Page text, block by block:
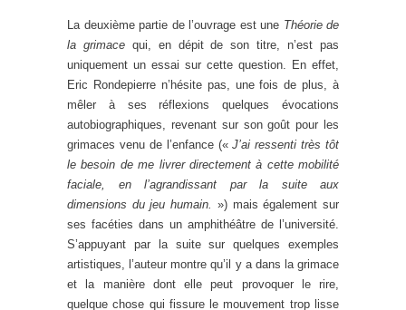
La deuxième partie de l’ouvrage est une Théorie de
la grimacequi, en dépit de son titre, n’est pas
uniquement un essai sur cette question. En effet,
Eric Rondepierre n’hésite pas, une fois de plus, à
mêler à ses réflexions quelques évocations
autobiographiques, revenant sur son goût pour les
grimaces venu de l’enfance («J’ai ressenti très tôt
le besoin de me livrer directement à cette mobilité
faciale, en l’agrandissant par la suite aux
dimensions du jeu humain. ») mais également sur
ses facéties dans un amphithéâtre de l’université.
S’appuyant par la suite sur quelques exemples
artistiques, l’auteur montre qu’il y a dans la grimace
et la manière dont elle peut provoquer le rire,
quelque chose qui fissure le mouvement trop lisse